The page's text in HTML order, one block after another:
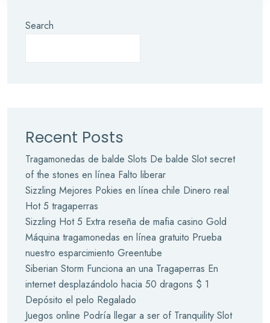
Search
Recent Posts
Tragamonedas de balde Slots De balde Slot secret
of the stones en línea Falto liberar
Sizzling Mejores Pokies en línea chile Dinero real
Hot 5 tragaperras
Sizzling Hot 5 Extra reseña de mafia casino Gold
Máquina tragamonedas en línea gratuito Prueba
nuestro esparcimiento Greentube
Siberian Storm Funciona an una Tragaperras En
internet desplazándolo hacia 50 dragons $ 1
Depósito el pelo Regalado
Juegos online Podrí­a llegar a ser of Tranquility Slot